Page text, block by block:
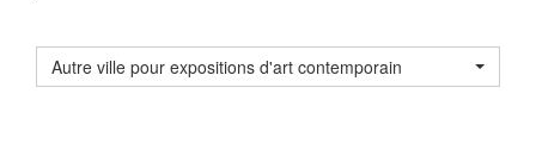
Autre ville pour expositions d'art contemporain